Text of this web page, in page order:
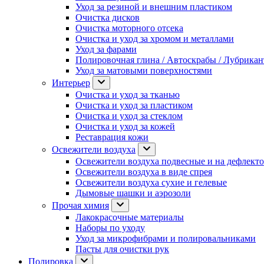
Уход за резиной и внешним пластиком
Очистка дисков
Очистка моторного отсека
Очистка и уход за хромом и металлами
Уход за фарами
Полировочная глина / Автоскрабы /
Уход за матовыми поверхностями
Интерьер
Очистка и уход за тканью
Очистка и уход за пластиком
Очистка и уход за стеклом
Очистка и уход за кожей
Реставрация кожи
Освежители воздуха
Освежители воздуха подвесные и на
Освежители воздуха в виде спрея
Освежители воздуха сухие и гелевые
Дымовые шашки и аэрозоли
Прочая химия
Лакокрасочные материалы
Наборы по уходу
Уход за микрофибрами и полировальниками
Пасты для очистки рук
Полировка